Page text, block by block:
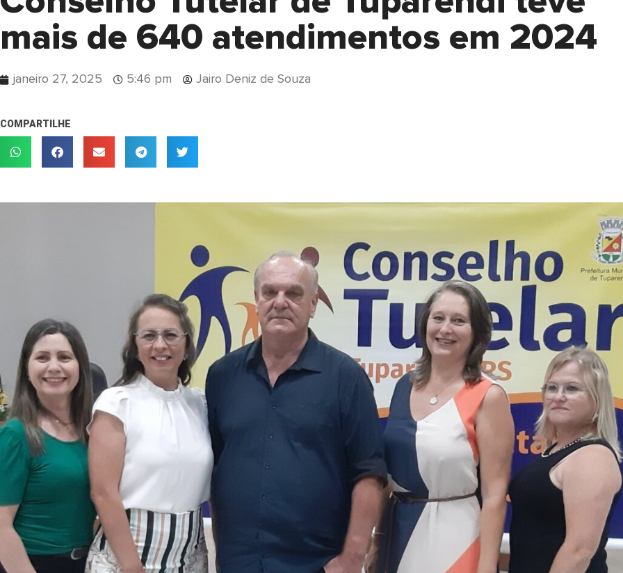
mais de 640 atendimentos em 2024
janeiro 27, 2025 5:46 pm Jairo Deniz de Souza
COMPARTILHE